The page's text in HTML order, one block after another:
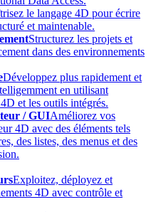
le langage 4D pour écrire
et maintenable.
Structurez les projets et
dans des environnements
Développez plus rapidement et
en utilisant
et les outils intégrés.
/ GUIAméliorez vos
4D avec des éléments tels
des listes, des menus et des
Exploitez, déployez et
4D avec contrôle et